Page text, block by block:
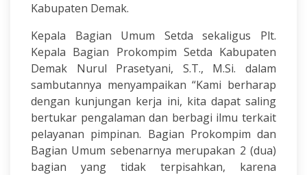
Kabupaten Demak.
Kepala Bagian Umum Setda sekaligus Plt.
Kepala Bagian Prokompim Setda Kabupaten
Demak Nurul Prasetyani, S.T., M.Si. dalam
sambutannya menyampaikan “Kami berharap
dengan kunjungan kerja ini, kita dapat saling
bertukar pengalaman dan berbagi ilmu terkait
pelayanan pimpinan. Bagian Prokompim dan
Bagian Umum sebenarnya merupakan 2 (dua)
bagian yang tidak terpisahkan, karena